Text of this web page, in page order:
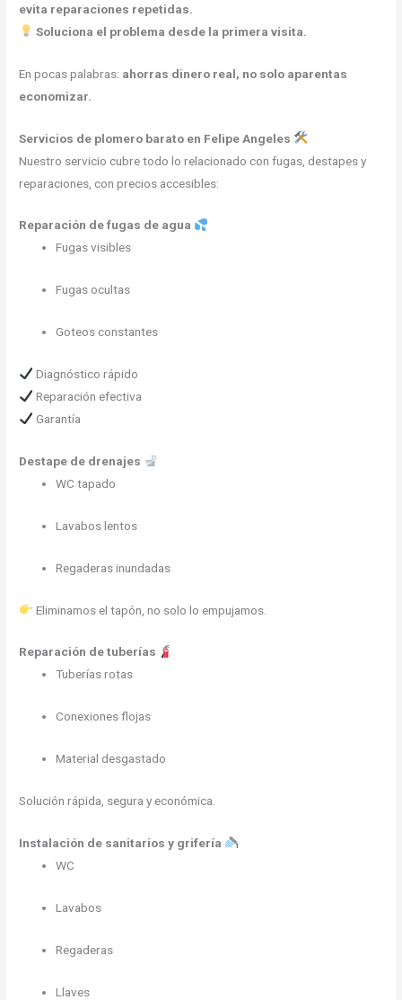
evita reparaciones repetidas.
Soluciona el problema desde la primera visita.
En pocas palabras: ahorras dinero real, no solo aparentas
economizar.
Servicios de plomero barato en Felipe Angeles
Nuestro servicio cubre todo lo relacionado con fugas, destapes y
reparaciones, con precios accesibles:
Reparación de fugas de agua
Fugas visibles
Fugas ocultas
Goteos constantes
Diagnóstico rápido
Reparación efectiva
Garantía
Destape de drenajes
WC tapado
Lavabos lentos
Regaderas inundadas
Eliminamos el tapón, no solo lo empujamos.
Reparación de tuberías
Tuberías rotas
Conexiones flojas
Material desgastado
Solución rápida, segura y económica.
Instalación de sanitarios y grifería
WC
Lavabos
Regaderas
Llaves